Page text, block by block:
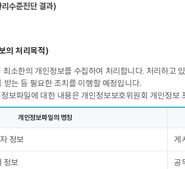
수준진단 결과)
의 처리목적)
소한의 개인정보를 수집하여 처리합니다. 처리하고
는 등 필요한 조치를 이행할 예정입니다.
보파일에 대한 내용은 개인정보보호위원회 개인정보
개인정보파일의 명칭
정보 게
정보 공